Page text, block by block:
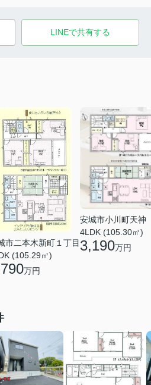
LINEで共有する
市二本木新町１丁目
(105.29㎡)
万円
安城市小川町天神
4LDK (105.30㎡)
3,190万円